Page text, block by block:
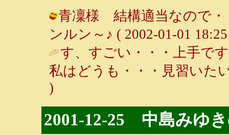
青凜様 結構適当なので・
ンルン～♪ ( 2002-01-01
す、すごい・・・上手で
私はどうも・・・見習いた
)
2001-12-25 中島みゆ